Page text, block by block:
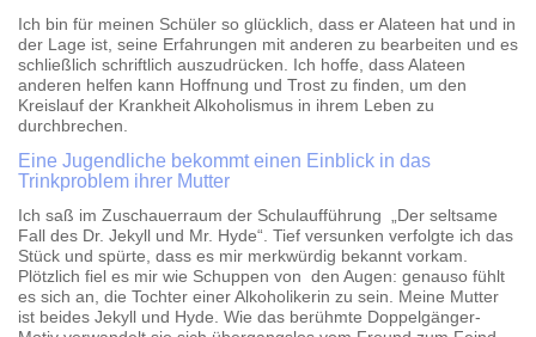
Ich bin für meinen Schüler so glücklich, dass er Alateen hat und in
der Lage ist, seine Erfahrungen mit anderen zu bearbeiten und es
schließlich schriftlich auszudrücken. Ich hoffe, dass Alateen
anderen helfen kann Hoffnung und Trost zu finden, um den
Kreislauf der Krankheit Alkoholismus in ihrem Leben zu
durchbrechen.
Eine Jugendliche bekommt einen Einblick in das
Trinkproblem ihrer Mutter
Ich saß im Zuschauerraum der Schulaufführung „Der seltsame
Fall des Dr. Jekyll und Mr. Hyde“. Tief versunken verfolgte ich das
Stück und spürte, dass es mir merkwürdig bekannt vorkam.
Plötzlich fiel es mir wie Schuppen von den Augen: genauso fühlt
es sich an, die Tochter einer Alkoholikerin zu sein. Meine Mutter
ist beides Jekyll und Hyde. Wie das berühmte Doppelgänger-